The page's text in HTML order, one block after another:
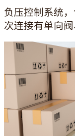
负压控制系统
次连接有单向